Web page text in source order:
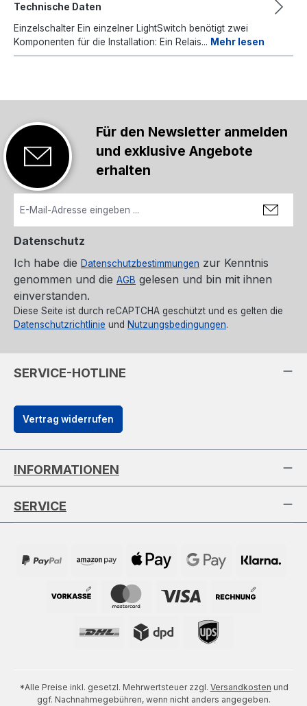
Technische Daten
Einzelschalter Ein einzelner LightSwitch benötigt zwei
Komponenten für die Installation: Ein Relais... Mehr lesen
Für den Newsletter anmelden
und exklusive Angebote
erhalten
Datenschutz
Ich habe die Datenschutzbestimmungen zur Kenntnis
genommen und die AGB gelesen und bin mit ihnen
einverstanden.
Diese Seite ist durch reCAPTCHA geschützt und es gelten die
Datenschutzrichtlinie und Nutzungsbedingungen.
SERVICE-HOTLINE
Vertrag widerrufen
INFORMATIONEN
SERVICE
*Alle Preise inkl. gesetzl. Mehrwertsteuer zzgl. Versandkosten und
ggf. Nachnahmegebühren, wenn nicht anders angegeben.